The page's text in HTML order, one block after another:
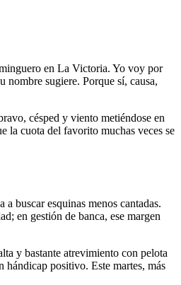
en La Victoria. Yo voy por
sugiere. Porque sí, causa,
césped y viento metiéndose en
la cuota del favorito muchas veces se
buscar esquinas menos cantadas.
en gestión de banca, ese margen
y bastante atrevimiento con pelota
hándicap positivo. Este martes, más